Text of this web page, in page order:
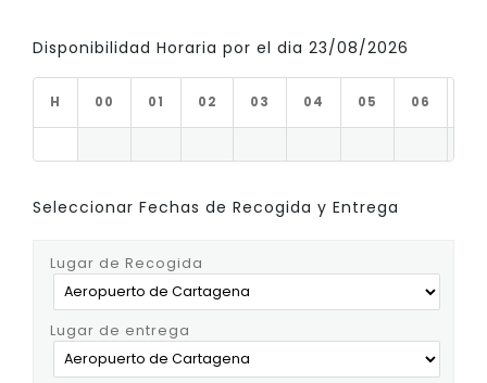
Disponibilidad Horaria por el dia 23/08/2026
H 00 01 02 03 04 05 06
Seleccionar Fechas de Recogida y Entrega
Lugar de Recogida
Lugar de entrega